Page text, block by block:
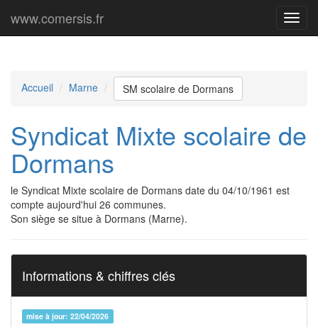
Menu
www.comersis.fr
Accueil Marne SM scolaire de Dormans
Syndicat Mixte scolaire de
Dormans
le Syndicat Mixte scolaire de Dormans date du 04/10/1961 est
compte aujourd'hui 26 communes.
Son siège se situe à Dormans (Marne).
Informations & chiffres clés
mise à jour: 22/04/2026